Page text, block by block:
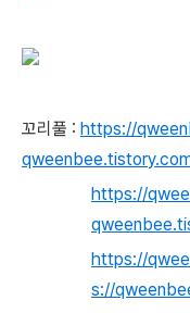
꼬리풀 : https://
https://
https://
s://